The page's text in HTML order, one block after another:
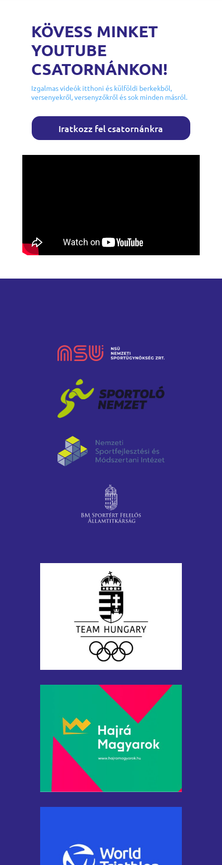
KÖVESS MINKET
YOUTUBE
CSATORNÁNKON!
Izgalmas videók itthoni és külföldi berkekből,
versenyekről, versenyzőkről és sok minden másról.
Iratkozz fel csatornánkra